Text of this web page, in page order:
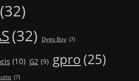
(32)
(32) Dygo Boy (7)
(10) G2 (9) gpro(25)
(7)